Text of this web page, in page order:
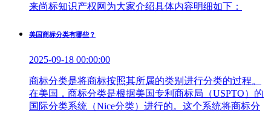
来尚标知识产权网为大家介绍具体内容明细如下：
美国商标分类有哪些？
2025-09-18 00:00:00
商标分类是将商标按照其所属的类别进行分类的过程。
在美国，商标分类是根据美国专利商标局（USPTO）的
国际分类系统（Nice分类）进行的。这个系统将商标分